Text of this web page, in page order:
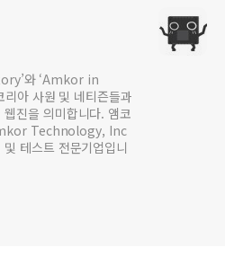
와 ‘Amkor in
아 사원 및 네티즌들과
진을 의미합니다. 앰코
Technology, Inc
테스트 전문기업입니